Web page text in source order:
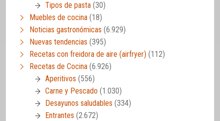
Tipos de pasta (30)
Muebles de cocina (18)
Noticias gastronómicas (6.929)
Nuevas tendencias (395)
Recetas con freidora de aire (airfryer) (112)
Recetas de Cocina (6.926)
Aperitivos (556)
Carne y Pescado (1.030)
Desayunos saludables (334)
Entrantes (2.672)